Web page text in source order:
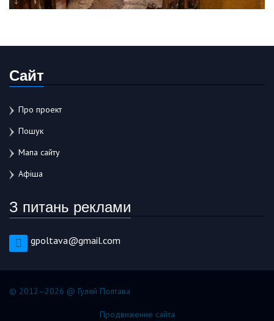
Сайт
Про проект
Пошук
Мапа сайту
Афіша
З питань реклами
gpoltava@gmail.com
© 2012–2026 @ Гуляй Полтава
Продвижение сайта